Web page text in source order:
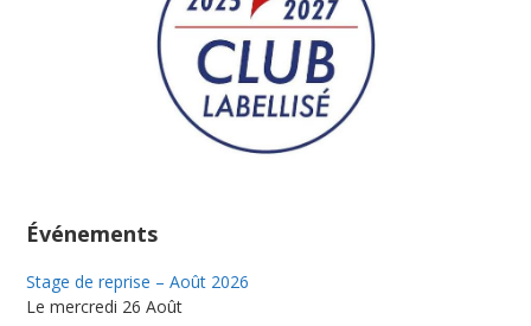
Événements
Stage de reprise – Août 2026
Le mercredi 26 Août